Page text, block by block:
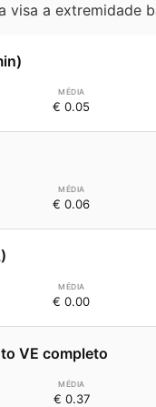
visa a extremidade
€ 0.05
€ 0.06
€ 0.00
VE completo
€ 0.37